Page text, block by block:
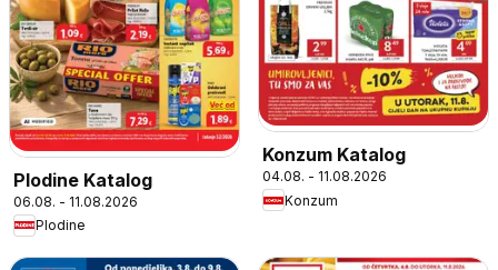
Plodine Katalog
06.08. - 11.08.2026
Plodine
Konzum Katalog
04.08. - 11.08.2026
Konzum